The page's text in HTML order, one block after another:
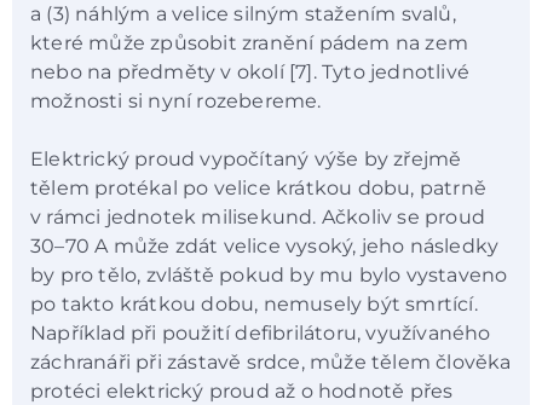
a (3) náhlým a velice silným stažením svalů,
které může způsobit zranění pádem na zem
nebo na předměty v okolí [7]. Tyto jednotlivé
možnosti si nyní rozebereme.
Elektrický proud vypočítaný výše by zřejmě
tělem protékal po velice krátkou dobu, patrně
v rámci jednotek milisekund. Ačkoliv se proud
30–70 A může zdát velice vysoký, jeho následky
by pro tělo, zvláště pokud by mu bylo vystaveno
po takto krátkou dobu, nemusely být smrtící.
Například při použití defibrilátoru, využívaného
záchranáři při zástavě srdce, může tělem člověka
protéci elektrický proud až o hodnotě přes